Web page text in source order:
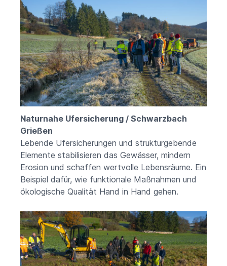
Naturnahe Ufersicherung / Schwarzbach
Grießen
Lebende Ufersicherungen und strukturgebende
Elemente stabilisieren das Gewässer, mindern
Erosion und schaffen wertvolle Lebensräume. Ein
Beispiel dafür, wie funktionale Maßnahmen und
ökologische Qualität Hand in Hand gehen.